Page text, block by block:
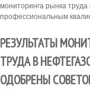
мониторинга рынка
профессиональным
РЕЗУЛЬТАТЫ
ТРУДА В
ОДОБРЕНЫ